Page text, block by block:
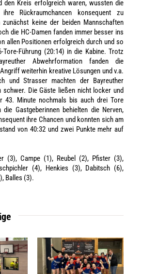
den Kreis erfolgreich waren, wusstendie
ihre Rückraumchancen konsequent zu
zunächst keine der beiden Mannschaften
die HC-Damen fanden immer besser ins
allen Positionen erfolgreich durch und so
Tore-Führung (20:14) in die Kabine.Trotz
Abwehrformationfanden die
weiterhin kreative Lösungen und v.a.
und Strasser machten der Bayreuther
schwer. Die Gäste ließen nicht locker und
43. Minute nochmals bis auch drei Tore
die Gastgeberinnen behielten die Nerven,
ihre Chancen und konnten sich am
stand von 40:32 und zwei Punkte mehr auf
(3), Campe (1), Reubel (2), Pfister (3),
(4), Henkies (3), Dabitsch (6),
), Balles (3).